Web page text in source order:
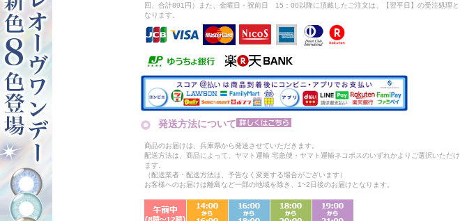
回、合計891円）また、金曜日・祝前日 15：00以降に頂戴したご注文は、【翌平日】の受注処理と
なります。
発送方法について
商品のお届けは、兵庫県から発送させていただきます。
配送方法は、商品によって、ヤマト運輸 宅急便・ヤマト運輸ネコポスのいずれかよりご選択いただけ
ます。
（配送業者・配送方法は、予告なく変更する場合がございます）
お客様へのお届けは離島など一部の地域を除き、1~2日後のお届けとなります。